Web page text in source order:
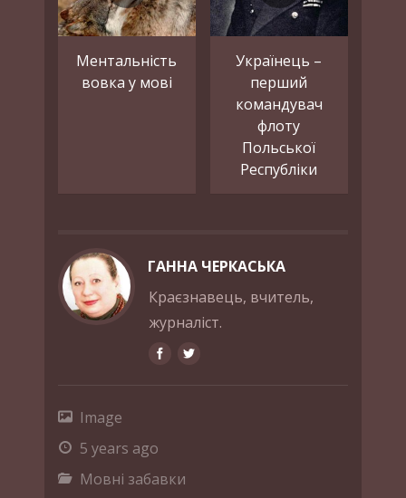
Ментальність
вовка у мові
Українець –
перший
командувач
флоту
Польської
Республіки
ГАННА ЧЕРКАСЬКА
Краєзнавець, вчитель,
журналіст.
Image
5 years ago
Мовні забавки